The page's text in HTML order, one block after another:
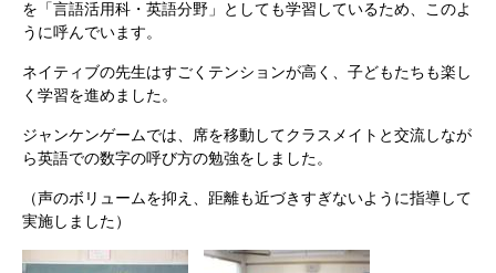
を「言語活用科・英語分野」としても学習しているため、このよ
うに呼んでいます。
ネイティブの先生はすごくテンションが高く、子どもたちも楽し
く学習を進めました。
ジャンケンゲームでは、席を移動してクラスメイトと交流しなが
ら英語での数字の呼び方の勉強をしました。
（声のボリュームを抑え、距離も近づきすぎないように指導して
実施しました）